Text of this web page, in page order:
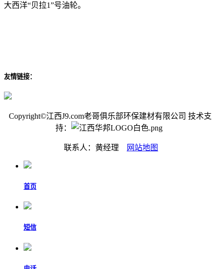
大西洋“贝拉1”号油轮。
友情链接：
Copyright©江西J9.com老哥俱乐部环保建材有限公司 技术支
持：
联系人：黄经理 网站地图
首页
短信